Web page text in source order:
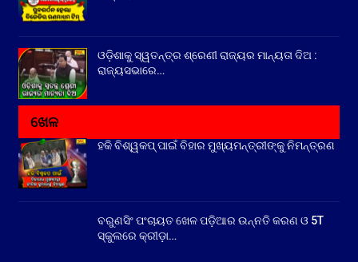
ଓଡ଼ିଶାକୁ ସ୍ୱତନ୍ତ୍ର ଶ୍ରେଣୀ ରାଜ୍ୟର ମାନ୍ୟତା ଦିଅ :
ରାଜ୍ୟସଭାରେ…
ଖେଳ
ହକି ବିଶ୍ୱକପ୍ ପାଇଁ ବିହାର ମୁଖ୍ୟମନ୍ତ୍ରୀଙ୍କୁ ନିମନ୍ତ୍ରଣ
ବରୁଣସିଂ ପଂଚାୟତ ଖେଳ ପଡ଼ିଆର ଉନ୍ନତି କରଣ ଓ 5T
ସ୍କୁଲରେ କ୍ରୀଡ଼ା…